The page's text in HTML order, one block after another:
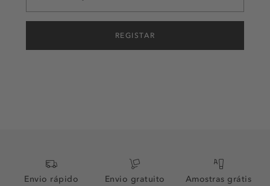
REGISTAR
Envio rápido
Envio gratuito
Amostras grátis